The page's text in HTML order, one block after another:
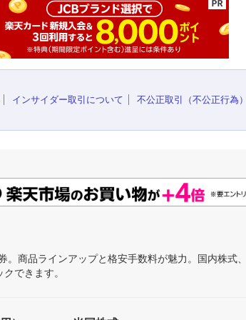
インサイダー取引について
不公正取引（不公正行為
商品ラインアップと格安手数料が魅力。国内株式
できます。